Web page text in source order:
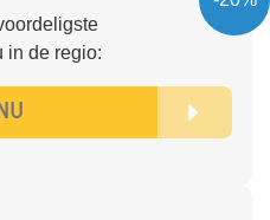
in de regio: